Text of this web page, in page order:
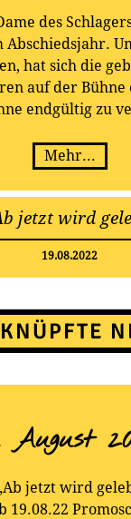
des
Abschiedsjahr.
hat sich die
auf der Bühne
endgültig zu
Musikgeschichte
Mehr...
jetzt wird
19.08.2022
August
jetzt wird
19.08.22